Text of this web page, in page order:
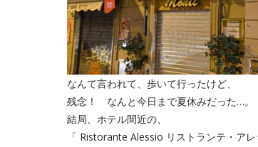
なんて言われて、歩いて行ったけど、
残念！ なんと今日まで夏休みだった…。
結局、ホテル間近の、
「 Ristorante Alessio リストランテ・アレ